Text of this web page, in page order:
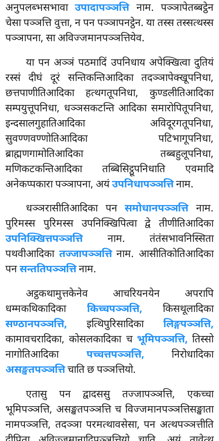
अनुपलब्भसभावाउपादापञ्ञत्तिनाम. पञ्ञापेतब्बट्ठेन
चेसा पञ्ञत्ति वुत्ता, न पन पञ्ञापनट्ठेन. या तस्स तस्सत्थस्स
पञ्ञापना, सा अविज्जमानपञ्ञत्तियेव.
या पन अञ्ञं पठमादिं उपनिधाय अपेक्खित्वा दुतियं
रस्सं दीघं दूरं सन्तिकन्तिआदिका तदञ्ञापेक्खूपनिधा,
छत्तपाणीतिआदिका हत्थगतूपनिधा, कुण्डलीतिआदिका
सम्पयुत्तूपनिधा, धञ्ञसकटन्ति आदिका समारोपितूपनिधा,
इन्दसालगुहातिआदिका अविदूरगतूपनिधा,
सुवण्णवण्णोतिआदिका पटिभागूपनिधा,
ब्राह्मणगामोतिआदिका तब्बहुलूपनिधा,
मणिकटकन्तिआदिका तब्बिसिट्ठूपनिधाति एवमादि
अनेकप्पकारा पञ्ञापना, अयंउपनिधापञ्ञत्तिनाम.
धञ्ञरासीतिआदिका पनसमोधानपञ्ञत्तिनाम.
पुरिमस्स पुरिमस्स उपनिक्खिपित्वा द्वे तीणीतिआदिका
उपनिक्खित्तपञ्ञत्तिनाम. तंतंसभावनिस्सिता
पथवीआदिका तज्जापञ्ञत्तिनाम. आसीतिकोतिआदिका
पनसन्ततिपञ्ञत्तिनाम.
अट्ठकथामुत्तकेनेव आचरियनयेन अपरापि
धम्मकथिकादिका किच्चपञ्ञत्ति, किसथूलादिका
सण्ठानपञ्ञत्ति, इत्थिपुरिसादिका लिङ्गपञ्ञत्ति,
कामावचरादिका, कोसलकादिका च भूमिपञ्ञत्ति, तिस्सो
नागोतिआदिका पच्चत्तपञ्ञत्ति, निरोधादिका
असङ्खतपञ्ञत्तिचाति छ पञ्ञत्तियो.
एतासु पन द्वादससु तज्जापञ्ञत्ति, एकच्चा
भूमिपञ्ञत्ति, असङ्खतपञ्ञत्ति च विज्जमानपञ्ञत्तिसङ्खाता
नामपञ्ञत्ति, तदञ्ञा परमत्थावसेसा, पन अत्थपञ्ञत्तीति